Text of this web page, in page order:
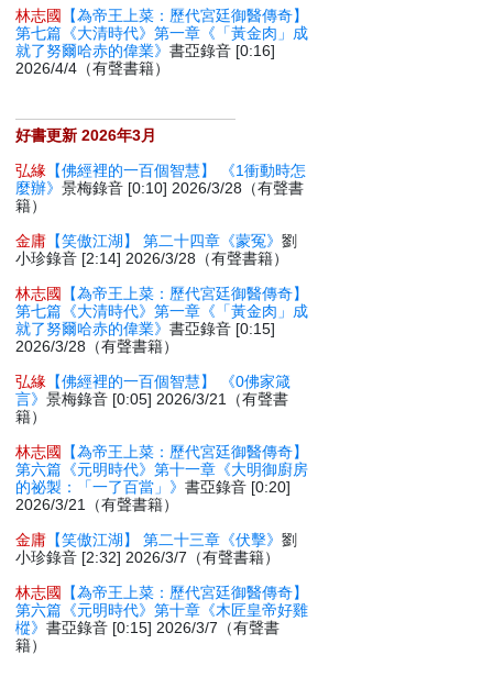
林志國
【為帝王上菜：歷代宮廷御醫傳奇】
第七篇《大清時代》第一章《「黃金肉」成
就了努爾哈赤的偉業》書亞錄音 [0:16]
2026/4/4（有聲書籍）
好書更新 2026年3月
弘緣 【佛經裡的一百個智慧】 《1衝動時怎
麼辦》景梅錄音 [0:10] 2026/3/28（有聲書
籍）
金庸 【笑傲江湖】 第二十四章《蒙冤》劉
小珍錄音 [2:14] 2026/3/28（有聲書籍）
林志國
【為帝王上菜：歷代宮廷御醫傳奇】
第七篇《大清時代》第一章《「黃金肉」成
就了努爾哈赤的偉業》書亞錄音 [0:15]
2026/3/28（有聲書籍）
弘緣 【佛經裡的一百個智慧】 《0佛家箴
言》景梅錄音 [0:05] 2026/3/21（有聲書
籍）
林志國
【為帝王上菜：歷代宮廷御醫傳奇】
第六篇《元明時代》第十一章《大明御廚房
的祕製：「一了百當」》書亞錄音 [0:20]
2026/3/21（有聲書籍）
金庸 【笑傲江湖】 第二十三章《伏擊》劉
小珍錄音 [2:32] 2026/3/7（有聲書籍）
林志國
【為帝王上菜：歷代宮廷御醫傳奇】
第六篇《元明時代》第十章《木匠皇帝好雞
樅》書亞錄音 [0:15] 2026/3/7（有聲書
籍）